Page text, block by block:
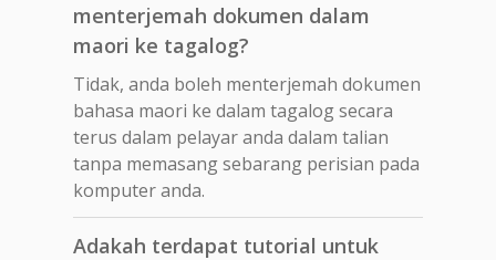
menterjemah dokumen dalam
maori ke tagalog?
Tidak, anda boleh menterjemah dokumen
bahasa maori ke dalam tagalog secara
terus dalam pelayar anda dalam talian
tanpa memasang sebarang perisian pada
komputer anda.
Adakah terdapat tutorial untuk